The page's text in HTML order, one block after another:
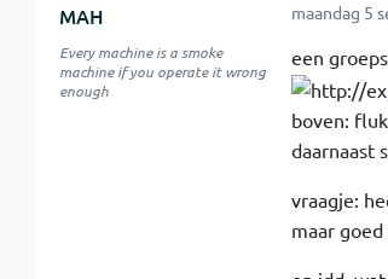
MAH
Every machine is a smoke
machine if you operate it wrong
enough
maandag 5
een
boven:
daarnaast
vraagje:
maar